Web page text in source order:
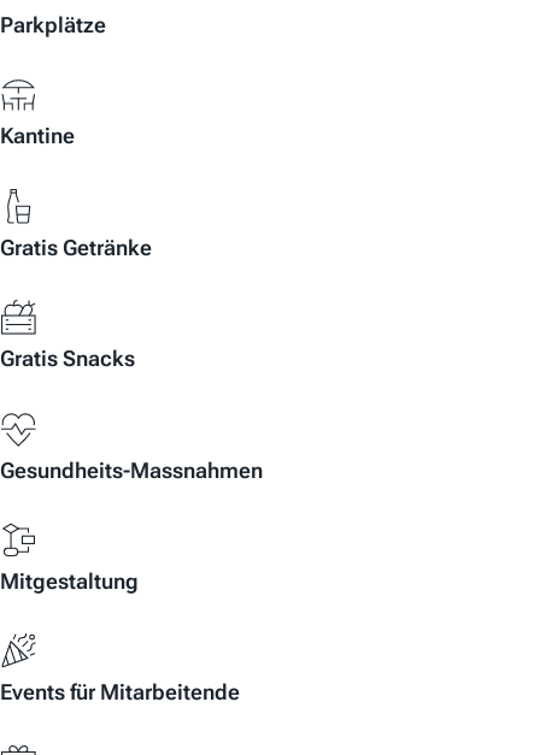
Parkplätze
Kantine
Gratis Getränke
Gratis Snacks
Gesundheits-Massnahmen
Mitgestaltung
Events für Mitarbeitende